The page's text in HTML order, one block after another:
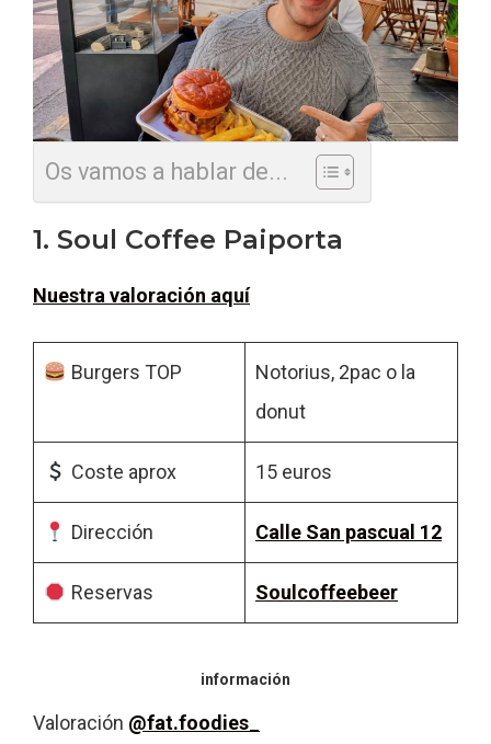
Os vamos a hablar de...
1. Soul Coffee Paiporta
Nuestra valoración aquí
Burgers TOP
Notorius, 2pac o la
donut
Coste aprox 15 euros
Dirección Calle San pascual 12
Reservas Soulcoffeebeer
información
Valoración @fat.foodies_